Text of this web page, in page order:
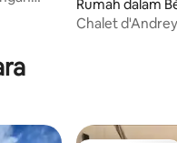
Rumah dalam
Chalet